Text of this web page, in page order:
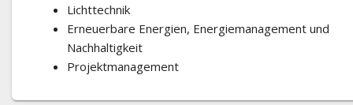
Lichttechnik
Erneuerbare Energien, Energiemanagement und
Nachhaltigkeit
Projektmanagement